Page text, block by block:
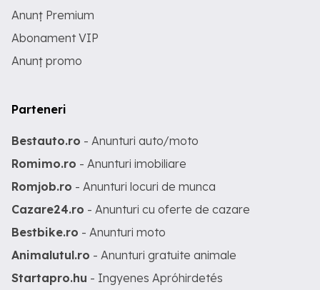
Anunț Premium
Abonament VIP
Anunț promo
Parteneri
Bestauto.ro - Anunturi auto/moto
Romimo.ro - Anunturi imobiliare
Romjob.ro - Anunturi locuri de munca
Cazare24.ro - Anunturi cu oferte de cazare
Bestbike.ro - Anunturi moto
Animalutul.ro - Anunturi gratuite animale
Startapro.hu - Ingyenes Apróhirdetés